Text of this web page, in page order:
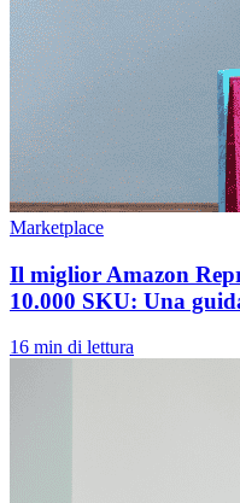
Marketplace
Il miglior Amazon
10.000 SKU: Una
16 min di lettura